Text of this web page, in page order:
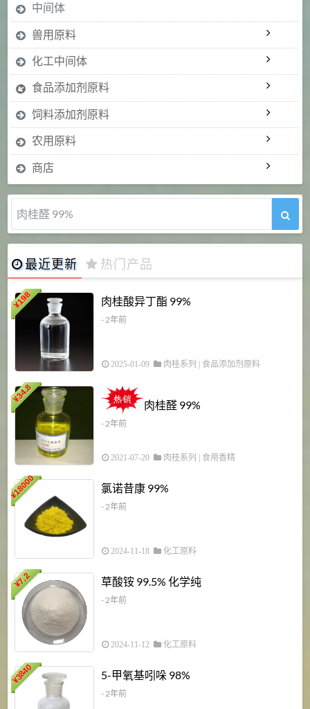
中间体
兽用原料
化工中间体
食品添加剂原料
饲料添加剂原料
农用原料
商店
氯诺昔康 99%
最近更新 热门产品
¥
198 肉桂酸异丁酯 99%
- 2年前
2025-01-09 肉桂系列 食品添加剂原料
¥
34.8
肉桂醛 99%
- 2年前
2021-07-20 肉桂系列 食用香精
¥
18000 氯诺昔康 99%
- 2年前
2024-11-18 化工原料
¥
7.2 草酸铵 99.5% 化学纯
- 2年前
2024-11-12 化工原料
¥
3840 5-甲氧基吲哚 98%
- 2年前